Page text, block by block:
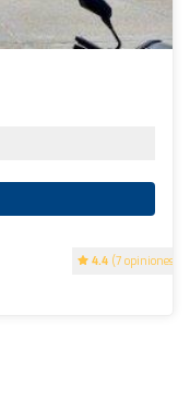
4.4 (7 opiniones)